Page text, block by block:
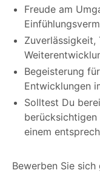
Freude am
Begeisterung
Entwicklungen
Solltest Du
einem
Bewerben Sie